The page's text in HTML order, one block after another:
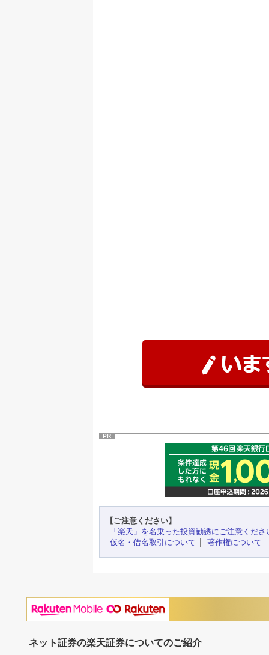
PR
【ご注意ください】
「楽天」を名乗った投資勧誘にご注意くださ
仮名・借名取引について
著作権について
ネット証券の楽天証券についてのご紹介